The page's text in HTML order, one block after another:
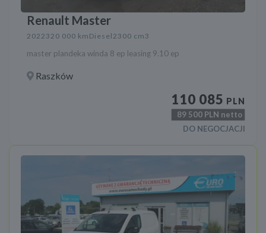
Renault Master
2022320 000 km Diesel2300 cm3
master plandeka winda 8 ep leasing 9.10 ep
Raszków
110 085 PLN
89 500 PLN netto
DO NEGOCJACJI